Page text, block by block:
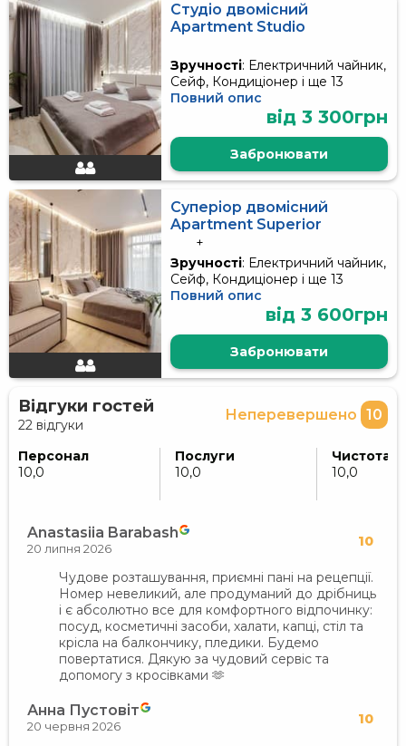
Студіо двомісний
Apartment Studio
Зручності: Електричний чайник,
Сейф, Кондиціонер і ще 13
Повний опис
від 3 300грн
Забронювати
Суперіор двомісний
Apartment Superior
+
Зручності: Електричний чайник,
Сейф, Кондиціонер і ще 13
Повний опис
від 3 600грн
Забронювати
Відгуки гостей
22 відгуки
Неперевершено 10
Персонал
10,0
Послуги
10,0
Чистота
10,0
Anastasiia Barabash 10
20 липня 2026
Чудове розташування, приємні пані на рецепції.
Номер невеликий, але продуманий до дрібниць
і є абсолютно все для комфортного відпочинку:
посуд, косметичні засоби, халати, капці, стіл та
крісла на балкончику, пледики. Будемо
повертатися. Дякую за чудовий сервіс та
допомогу з кросівками 🫶
Анна Пустовіт 10
20 червня 2026